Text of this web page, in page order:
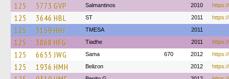
125 5773 GVP Salmantinos 2010
125 3646 HBL ST 2011
125 3159 HHJ TMESA 2011
125 3868 HFG Tiadhe 2011
125 6655 JWG Sama 670 2012
125 1936 HMH Belizon 2012